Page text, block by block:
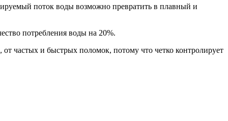
поток воды возможно превратить в плавный и
потребления воды на 20%.
частых и быстрых поломок, потому что четко контролирует